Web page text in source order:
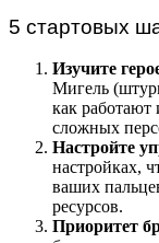
5 стартовых
Изучите
Мигель
как работают
сложных
Настройте
настройках,
ваших
ресурсов.
Приоритет